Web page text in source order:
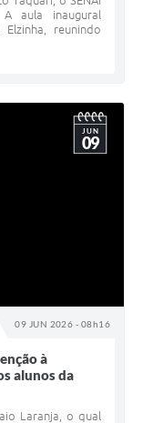
aula inaugural
reunindo
09 JUN 2026 - 08h16
JUN
09
à
alunos da
Laranja, o qual